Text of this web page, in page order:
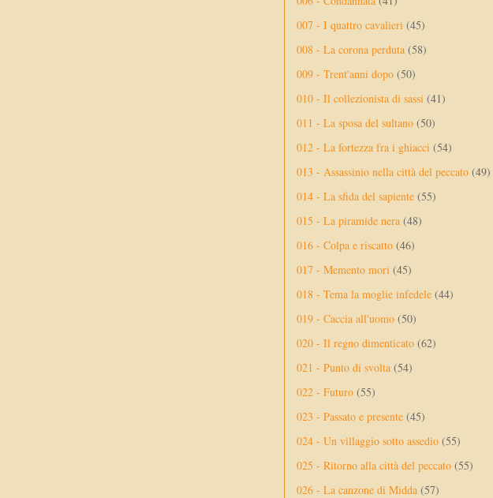
007 - I quattro cavalieri (45)
008 - La corona perduta (58)
009 - Trent'anni dopo (50)
010 - Il collezionista di sassi (41)
011 - La sposa del sultano (50)
012 - La fortezza fra i ghiacci (54)
013 - Assassinio nella città del peccato (49)
014 - La sfida del sapiente (55)
015 - La piramide nera (48)
016 - Colpa e riscatto (46)
017 - Memento mori (45)
018 - Tema la moglie infedele (44)
019 - Caccia all'uomo (50)
020 - Il regno dimenticato (62)
021 - Punto di svolta (54)
022 - Futuro (55)
023 - Passato e presente (45)
024 - Un villaggio sotto assedio (55)
025 - Ritorno alla città del peccato (55)
026 - La canzone di Midda (57)